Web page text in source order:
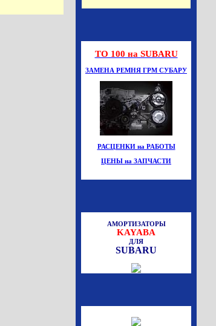
ТО 100 на SUBARU
ЗАМЕНА РЕМНЯ ГРМ СУБАРУ
РАСЦЕНКИ на РАБОТЫ
ЦЕНЫ на ЗАПЧАСТИ
АМОРТИЗАТОРЫ
KAYABA
ДЛЯ
SUBARU